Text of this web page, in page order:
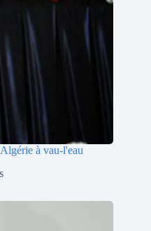
à vau-l'eau